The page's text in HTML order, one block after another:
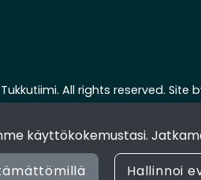
käyttökokemustasi.
Hallinnoi
All rights reserved. Site